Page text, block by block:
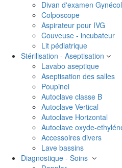
Divan d'examen
Colposcope
Aspirateur pour IVG
Couveuse - incubateur
Lit pédiatrique
Stérilisation - Aseptisation
Lavabo aseptique
Aseptisation des salles
Poupinel
Autoclave classe B
Autoclave Vertical
Autoclave Horizontal
Autoclave oxyde-
Accessoires divers
Lave bassins
Diagnostique - Soins